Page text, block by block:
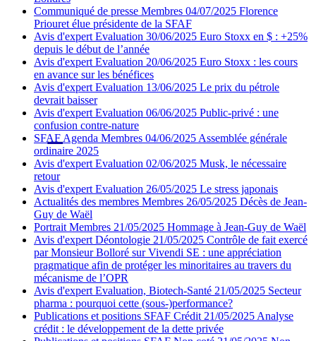
Communiqué de presse Membres 04/07/2025 Florence
Priouret élue présidente de la SFAF
Avis d'expert Evaluation 30/06/2025 Euro Stoxx en $ : +25%
depuis le début de l’année
Avis d'expert Evaluation 20/06/2025 Euro Stoxx : les cours
en avance sur les bénéfices
Avis d'expert Evaluation 13/06/2025 Le prix du pétrole
devrait baisser
Avis d'expert Evaluation 06/06/2025 Public-privé : une
confusion contre-nature
SFAF Agenda Membres 04/06/2025 Assemblée générale
ordinaire 2025
Avis d'expert Evaluation 02/06/2025 Musk, le nécessaire
retour
Avis d'expert Evaluation 26/05/2025 Le stress japonais
Actualités des membres Membres 26/05/2025 Décès de Jean-
Guy de Waël
Portrait Membres 21/05/2025 Hommage à Jean-Guy de Waël
Avis d'expert Déontologie 21/05/2025 Contrôle de fait exercé
par Monsieur Bolloré sur Vivendi SE : une appréciation
pragmatique afin de protéger les minoritaires au travers du
mécanisme de l’OPR
Avis d'expert Evaluation, Biotech-Santé 21/05/2025 Secteur
pharma : pourquoi cette (sous-)performance?
Publications et positions SFAF Crédit 21/05/2025 Analyse
crédit : le développement de la dette privée